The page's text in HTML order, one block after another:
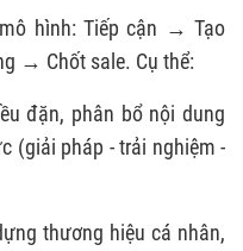
hình: Tiếp cận → Tạo
→ Chốt sale. Cụ thể:
đặn, phân bổ nội dung
(giải pháp - trải nghiệm -
thương hiệu cá nhân,